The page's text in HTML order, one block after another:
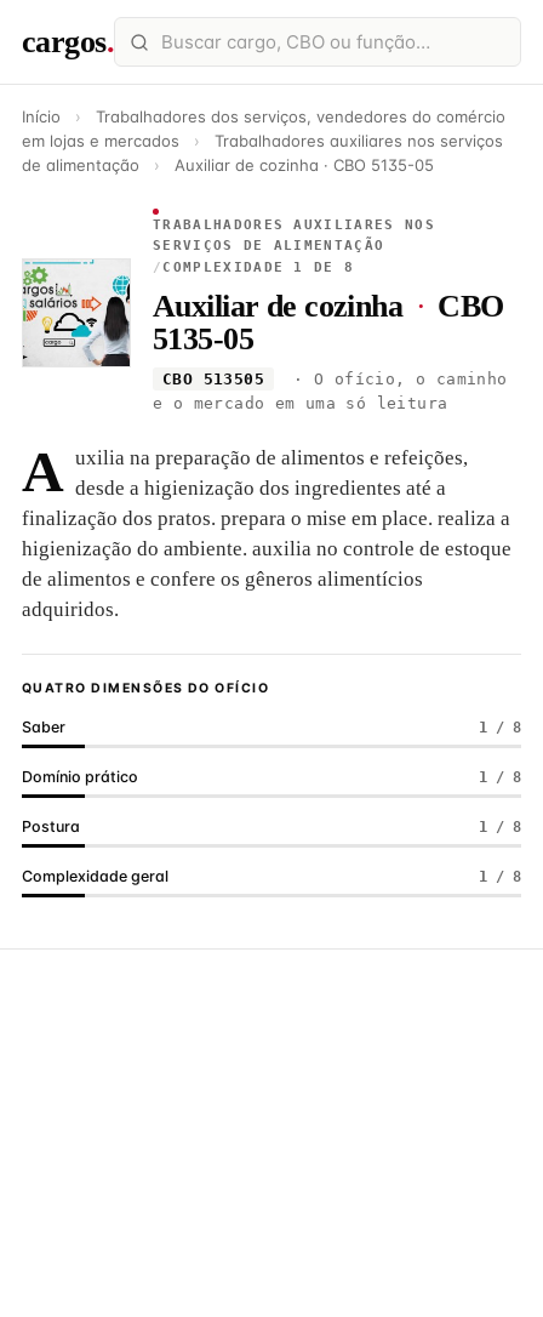
cargos.
Início ›
Trabalhadores dos serviços, vendedores do comércio
em lojas e mercados
›
Trabalhadores auxiliares nos serviços
de alimentação
› Auxiliar de cozinha · CBO 5135-05
TRABALHADORES AUXILIARES NOS
SERVIÇOS DE ALIMENTAÇÃO
/ COMPLEXIDADE 1 DE 8
Auxiliar de cozinha · CBO
5135-05
CBO 513505
· O ofício, o caminho
e o mercado em uma só leitura
A uxilia na preparação de alimentos e refeições,
desde a higienização dos ingredientes até a
finalização dos pratos. prepara o mise em place. realiza a
higienização do ambiente. auxilia no controle de estoque
de alimentos e confere os gêneros alimentícios
adquiridos.
QUATRO DIMENSÕES DO OFÍCIO
Saber 1 / 8
Domínio prático 1 / 8
Postura 1 / 8
Complexidade geral 1 / 8